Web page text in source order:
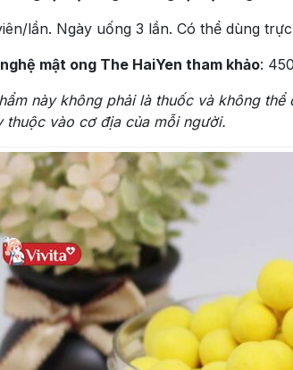
lần. Ngày uống 3 lần. Có thể dùng
mật ong The HaiYen tham khảo:
này không phải là thuốc và không
thuộc vào cơ địa của mỗi người.